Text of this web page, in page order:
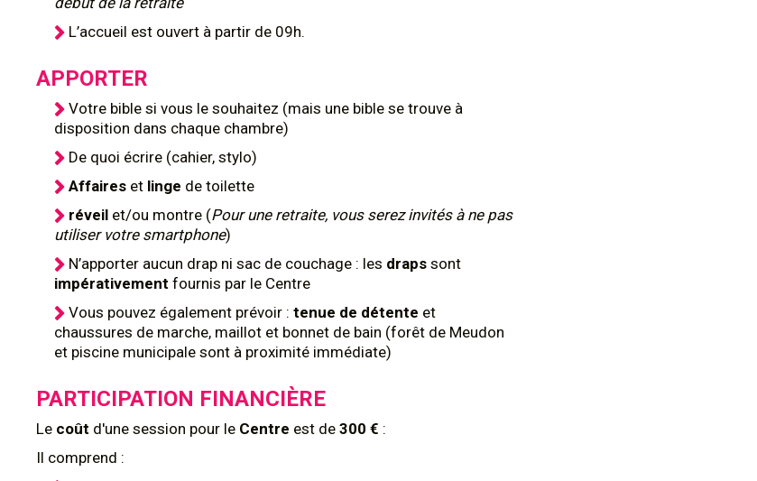
L’accueil est ouvert à partir de 09h.
APPORTER
Votre bible si vous le souhaitez (mais une bible se trouve à
disposition dans chaque chambre)
De quoi écrire (cahier, stylo)
Affaires et linge de toilette
réveil et/ou montre (Pour une retraite, vous serez invités à ne pas
utiliser votre smartphone)
N’apporter aucun drap ni sac de couchage : les draps sont
impérativement fournis par le Centre
Vous pouvez également prévoir : tenue de détente et
chaussures de marche, maillot et bonnet de bain (forêt de Meudon
et piscine municipale sont à proximité immédiate)
PARTICIPATION FINANCIÈRE
Le coût d'une session pour le Centre est de 300 € :
Il comprend :